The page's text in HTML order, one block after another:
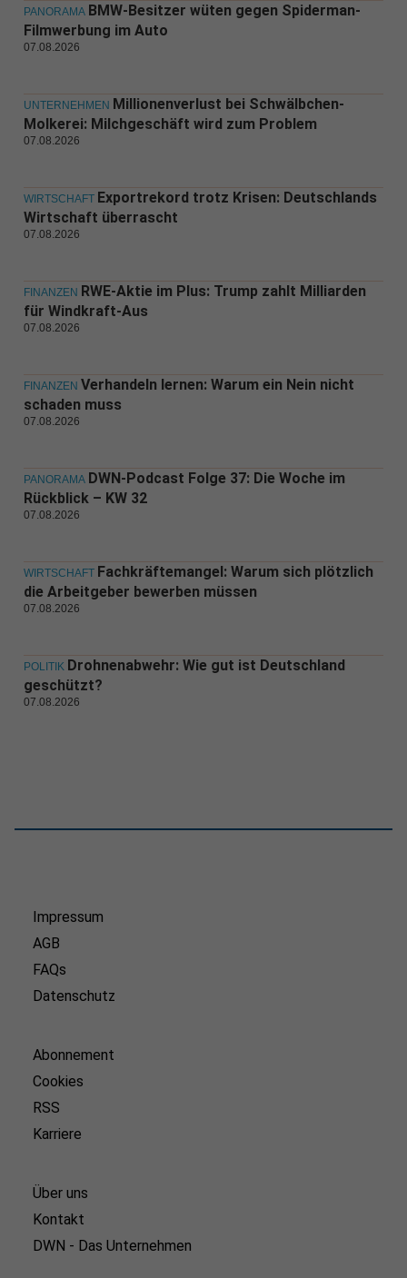
PANORAMA BMW-Besitzer wüten gegen Spiderman-
Filmwerbung im Auto
07.08.2026
UNTERNEHMEN Millionenverlust bei Schwälbchen-
Molkerei: Milchgeschäft wird zum Problem
07.08.2026
WIRTSCHAFT Exportrekord trotz Krisen: Deutschlands
Wirtschaft überrascht
07.08.2026
FINANZEN RWE-Aktie im Plus: Trump zahlt Milliarden
für Windkraft-Aus
07.08.2026
FINANZEN Verhandeln lernen: Warum ein Nein nicht
schaden muss
07.08.2026
PANORAMA DWN-Podcast Folge 37: Die Woche im
Rückblick – KW 32
07.08.2026
WIRTSCHAFT Fachkräftemangel: Warum sich plötzlich
die Arbeitgeber bewerben müssen
07.08.2026
POLITIK Drohnenabwehr: Wie gut ist Deutschland
geschützt?
07.08.2026
Impressum
AGB
FAQs
Datenschutz
Abonnement
Cookies
RSS
Karriere
Über uns
Kontakt
DWN - Das Unternehmen